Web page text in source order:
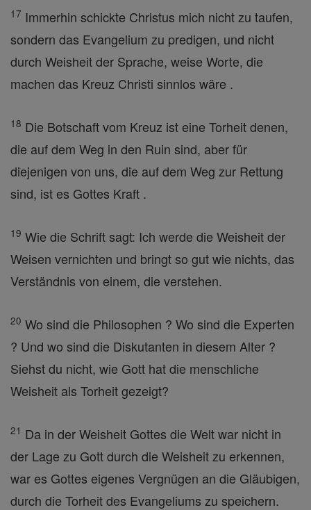
17 Immerhin schickte Christus mich nicht zu taufen,
sondern das Evangelium zu predigen, und nicht
durch Weisheit der Sprache, weise Worte, die
machen das Kreuz Christi sinnlos wäre .
18 Die Botschaft vom Kreuz ist eine Torheit denen,
die auf dem Weg in den Ruin sind, aber für
diejenigen von uns, die auf dem Weg zur Rettung
sind, ist es Gottes Kraft .
19 Wie die Schrift sagt: Ich werde die Weisheit der
Weisen vernichten und bringt so gut wie nichts, das
Verständnis von einem, die verstehen.
20 Wo sind die Philosophen ? Wo sind die Experten
? Und wo sind die Diskutanten in diesem Alter ?
Siehst du nicht, wie Gott hat die menschliche
Weisheit als Torheit gezeigt?
21 Da in der Weisheit Gottes die Welt war nicht in
der Lage zu Gott durch die Weisheit zu erkennen,
war es Gottes eigenes Vergnügen an die Gläubigen,
durch die Torheit des Evangeliums zu speichern.